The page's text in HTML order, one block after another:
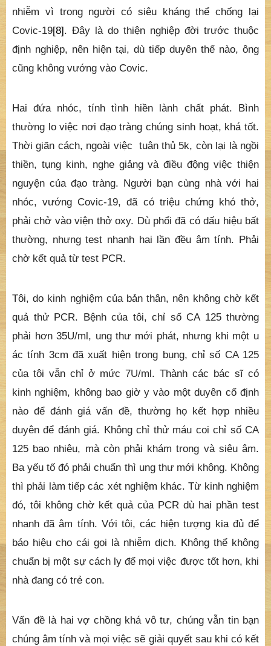
nhiễm vì trong người có siêu kháng thể chống lại
Covic-19[8]. Đây là do thiện nghiệp đời trước thuộc
định nghiệp, nên hiện tại, dù tiếp duyên thế nào, ông
cũng không vướng vào Covic.
Hai đứa nhóc, tính tình hiền lành chất phát. Bình
thường lo việc nơi đạo tràng chúng sinh hoạt, khá tốt.
Thời giãn cách, ngoài việc tuân thủ 5k, còn lại là ngồi
thiền, tụng kinh, nghe giảng và điều động việc thiện
nguyện của đạo tràng. Người bạn cùng nhà với hai
nhóc, vướng Covic-19, đã có triệu chứng khó thở,
phải chở vào viện thở oxy. Dù phổi đã có dấu hiệu bất
thường, nhưng test nhanh hai lần đều âm tính. Phải
chờ kết quả từ test PCR.
Tôi, do kinh nghiệm của bản thân, nên không chờ kết
quả thử PCR. Bệnh của tôi, chỉ số CA 125 thường
phải hơn 35U/ml, ung thư mới phát, nhưng khi một u
ác tính 3cm đã xuất hiện trong bụng, chỉ số CA 125
của tôi vẫn chỉ ở mức 7U/ml. Thành các bác sĩ có
kinh nghiệm, không bao giờ y vào một duyên cố định
nào để đánh giá vấn đề, thường họ kết hợp nhiều
duyên để đánh giá. Không chỉ thử máu coi chỉ số CA
125 bao nhiêu, mà còn phải khám trong và siêu âm.
Ba yếu tố đó phải chuẩn thì ung thư mới không. Không
thì phải làm tiếp các xét nghiệm khác. Từ kinh nghiệm
đó, tôi không chờ kết quả của PCR dù hai phần test
nhanh đã âm tính. Với tôi, các hiện tượng kia đủ để
báo hiệu cho cái gọi là nhiễm dịch. Không thể không
chuẩn bị một sự cách ly để mọi việc được tốt hơn, khi
nhà đang có trẻ con.
Vấn đề là hai vợ chồng khá vô tư, chúng vẫn tin bạn
chúng âm tính và mọi việc sẽ giải quyết sau khi có kết